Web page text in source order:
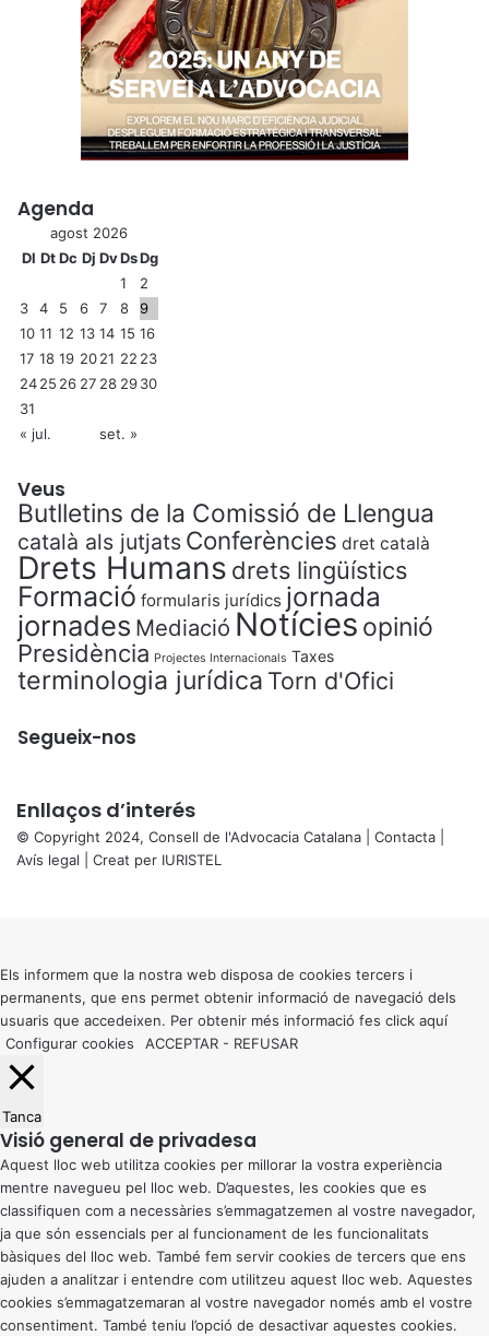
Agenda
agost 2026
Dl DtDc Dj DvDsDg
1
2
3
4 5 6 7 8
9
10 11 12 13 14 15 16
17 18 19 2021 22 23
2425 26 27 28 2930
31
« jul.
set. »
Veus
Butlletins de la Comissió de Llengua
català als jutjats Conferències dret català
Drets Humans drets lingüístics
Formació formularis jurídics jornada
jornades Mediació Notícies opinió
Presidència Projectes Internacionals Taxes
terminologia jurídica Torn d'Ofici
Segueix-nos
Enllaços d’interés
© Copyright 2024, Consell de l'Advocacia Catalana | Contacta
Avís legal | Creat per IURISTEL
button
Els informem que la nostra web disposa de cookies tercers i
permanents, que ens permet obtenir informació de navegació dels
usuaris que accedeixen. Per obtenir més informació fes click aquí
Configurar cookies
ACCEPTAR - REFUSAR
Tanca
Visió general de privadesa
Aquest lloc web utilitza cookies per millorar la vostra experiència
mentre navegueu pel lloc web. D’aquestes, les cookies que es
classifiquen com a necessàries s’emmagatzemen al vostre navegador,
ja que són essencials per al funcionament de les funcionalitats
bàsiques del lloc web. També fem servir cookies de tercers que ens
ajuden a analitzar i entendre com utilitzeu aquest lloc web. Aquestes
cookies s’emmagatzemaran al vostre navegador només amb el vostre
consentiment. També teniu l’opció de desactivar aquestes cookies.